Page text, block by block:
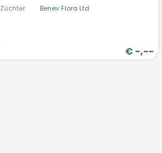
Züchter
Benev Flora Ltd
€ -,--